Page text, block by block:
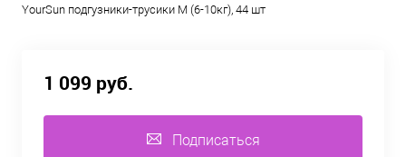
YourSun подгузники-трусики M (6-10кг), 44 шт
1 099 руб.
Подписаться